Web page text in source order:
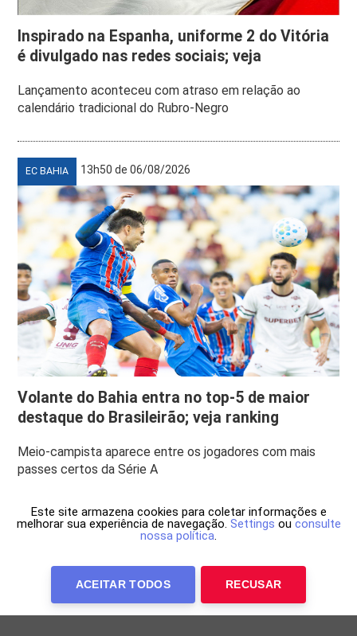
Inspirado na Espanha, uniforme 2 do Vitória
é divulgado nas redes sociais; veja
Lançamento aconteceu com atraso em relação ao
calendário tradicional do Rubro-Negro
EC BAHIA 13h50 de 06/08/2026
Volante do Bahia entra no top-5 de maior
destaque do Brasileirão; veja ranking
Meio-campista aparece entre os jogadores com mais
passes certos da Série A
Este site armazena cookies para coletar informações e
melhorar sua experiência de navegação. Settings ou consulte
nossa política.
ACEITAR TODOS RECUSAR